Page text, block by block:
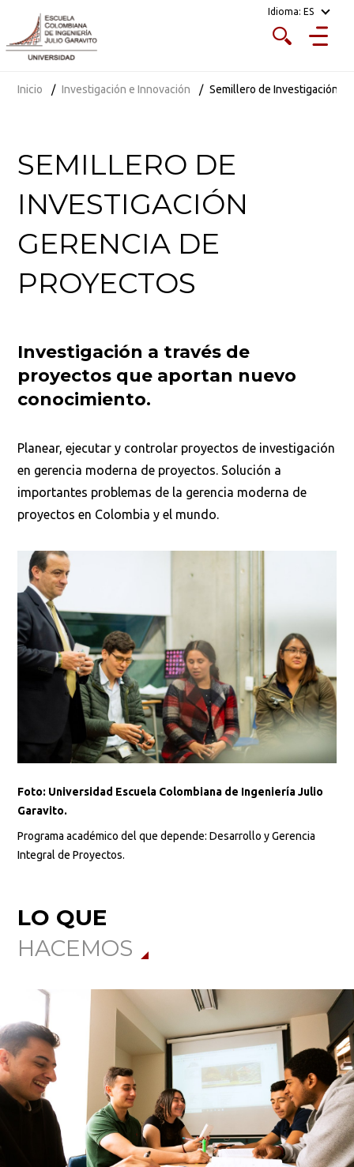
Idioma: ES
Inicio Investigación e Innovación Semillero de Investigación
SEMILLERO DE
INVESTIGACIÓN
GERENCIA DE
PROYECTOS
Investigación a través de
proyectos que aportan nuevo
conocimiento.
Planear, ejecutar y controlar proyectos de investigación
en gerencia moderna de proyectos. Solución a
importantes problemas de la gerencia moderna de
proyectos en Colombia y el mundo.
Foto: Universidad Escuela Colombiana de Ingeniería Julio
Garavito.
Programa académico del que depende: Desarrollo y Gerencia
Integral de Proyectos.
LO QUE
HACEMOS